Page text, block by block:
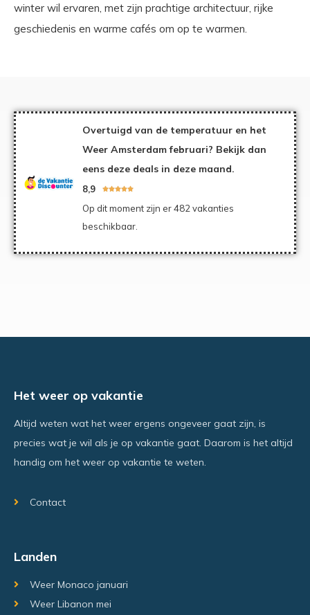
winter wil ervaren, met zijn prachtige architectuur, rijke
geschiedenis en warme cafés om op te warmen.
Overtuigd van de temperatuur en het
Weer Amsterdam februari? Bekijk dan
eens deze deals in deze maand.
8,9 
Op dit moment zijn er 482 vakanties
beschikbaar.
Het weer op vakantie
Altijd weten wat het weer ergens ongeveer gaat zijn, is
precies wat je wil als je op vakantie gaat. Daarom is het altijd
handig om het weer op vakantie te weten.
Contact
Landen
Weer Monaco januari
Weer Libanon mei